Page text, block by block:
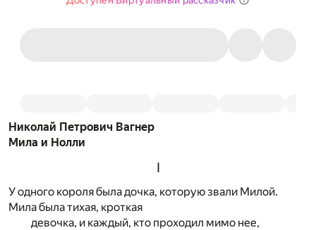
Николай Петрович Вагнер
Мила и Нолли
I
У одного короля была дочка, которую звали Милой.
Мила была тихая, кроткая
девочка, и каждый, кто проходил мимо нее,